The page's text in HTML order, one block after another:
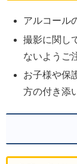
アルコール
撮影に関し
ないようご
お子様や保
方の付き添